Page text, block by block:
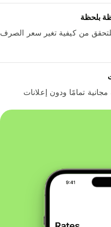
بلحظة
من كيفية تغير سعر الصرف
تمامًا ودون إعلانات